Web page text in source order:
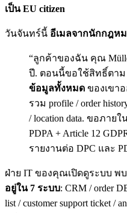
เป็น EU citizen
วันจันทร์นี้ อีเมลจากนักกฎห
“ลูกค้าของฉัน คุณ
ปี. ตอนนี้ขอใช้สิทธิ์ตาม
ข้อมูลทั้งหมด ของเขา
รวม profile / order
/ location data. ขอภายใ
PDPA + Article 12
รายงานต่อ DPC และ
ฝ่าย IT ของคุณเปิดดูระบบ พ
อยู่ใน 7 ระบบ: CRM / order
list / customer support ticket /